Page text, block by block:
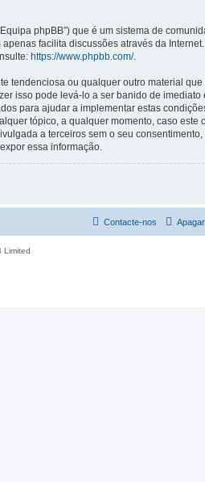
phpBB”) que é um sistema de
apenas facilita discussões através da
https://www.phpbb.com/.
tendenciosa ou qualquer outro material
isso pode levá-lo a ser banido de
para ajudar a implementar estas
tópico, a qualquer momento, caso
a terceiros sem o seu
essa informação.
Contacte-nos
Limited